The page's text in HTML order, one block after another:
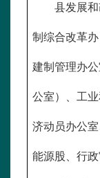
县发展
制综合改革
建制管理办
公室）、工
济动员办公
能源股、行